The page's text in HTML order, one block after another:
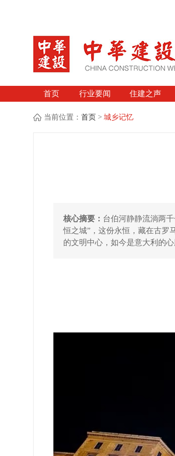
首页 行业要闻 住建之声
当前位置：首页 >城乡记忆
核心摘要： 台伯河静静流淌两
恒之城”，这份永恒，藏在古罗
的文明中心，如今是意大利的